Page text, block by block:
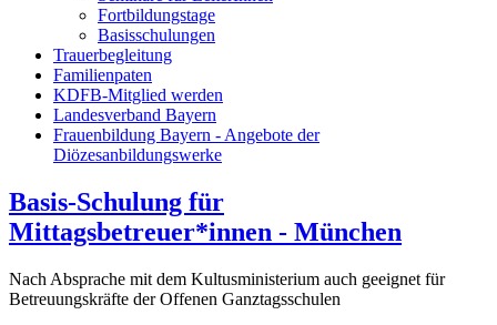
Fortbildungstage
Basisschulungen
Trauerbegleitung
Familienpaten
KDFB-Mitglied werden
Landesverband Bayern
Frauenbildung Bayern - Angebote der
Diözesanbildungswerke
Basis-Schulung für
Mittagsbetreuer*innen - München
Nach Absprache mit dem Kultusministerium auch geeignet für
Betreuungskräfte der Offenen Ganztagsschulen